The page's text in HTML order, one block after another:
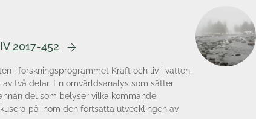
2017-452
i forskningsprogrammet Kraft och liv i vatten,
av två delar. En omvärldsanalys som sätter
del som belyser vilka kommande
på inom den fortsatta utvecklingen av